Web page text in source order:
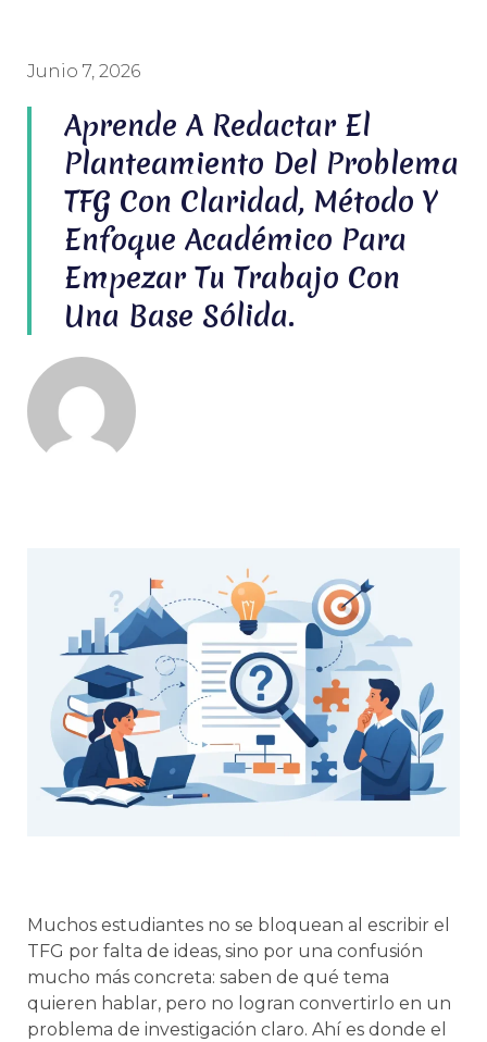
Junio 7, 2026
Aprende A Redactar El
Planteamiento Del Problema
TFG Con Claridad, Método Y
Enfoque Académico Para
Empezar Tu Trabajo Con
Una Base Sólida.
Muchos estudiantes no se bloquean al escribir el
TFG por falta de ideas, sino por una confusión
mucho más concreta: saben de qué tema
quieren hablar, pero no logran convertirlo en un
problema de investigación claro. Ahí es donde el